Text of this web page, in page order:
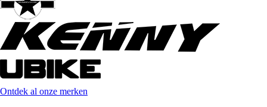
Ontdek al onze merken